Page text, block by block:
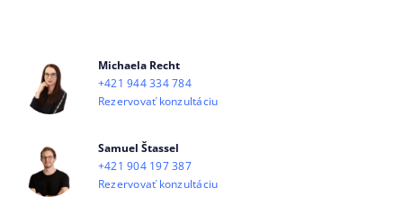
Michaela Recht
+421 944 334 784
Rezervovať konzultáciu
Samuel Štassel
+421 904 197 387
Rezervovať konzultáciu